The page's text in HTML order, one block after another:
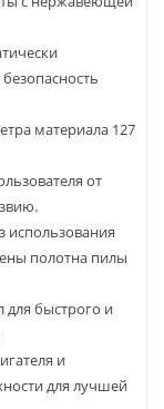
материала 127
от
использования
полотна пилы
для быстрого и
и
для лучшей